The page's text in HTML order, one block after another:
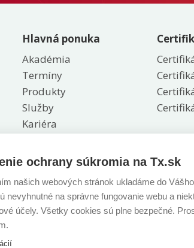
Hlavná ponuka
Akadémia
Termíny
Produkty
Služby
Kariéra
O nás
Referencie
Kontakt
ochrany súkromia na Tx.sk
našich webových stránok ukladáme do
nevyhnutné na správne fungovanie webu a
účely. Všetky cookies sú plne bezpečné.